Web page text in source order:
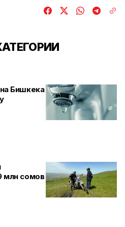
Бишкека
млн сомов